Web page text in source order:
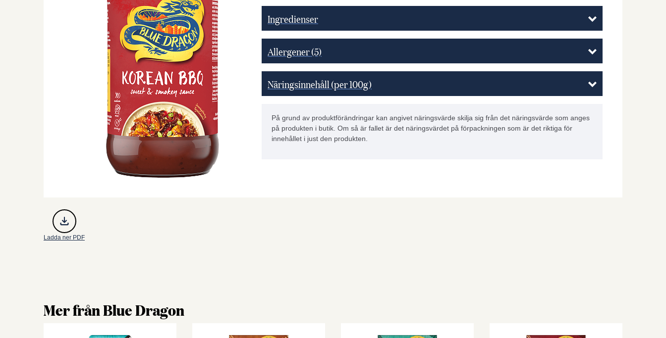
Ingredienser
Allergener(5)
Näringsinnehåll (per 100g)
På grund av produktförändringar kan angivet näringsvärde skilja sig från det näringsvärde som anges
på produkten i butik. Om så är fallet är det näringsvärdet på förpackningen som är det riktiga för
innehållet i just den produkten.
Ladda ner PDF
Mer från Blue Dragon